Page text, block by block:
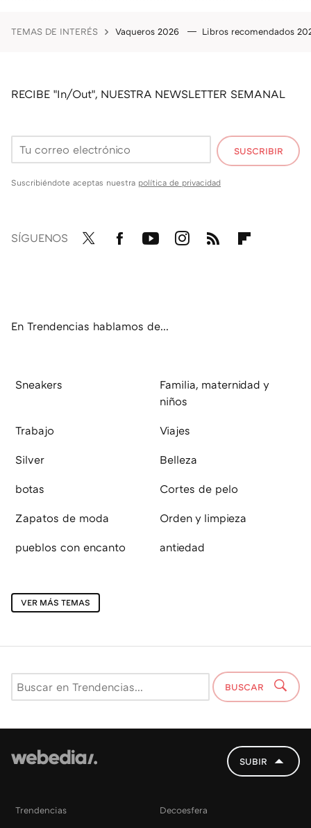
TEMAS DE INTERÉS Vaqueros 2026 Libros recomendados
RECIBE "In/Out", NUESTRA NEWSLETTER SEMANAL
SUSCRIBIR
Suscribiéndote aceptas nuestra política de privacidad
SÍGUENOS
En Trendencias hablamos de...
Sneakers
Familia, maternidad y
niños
Trabajo Viajes
Silver Belleza
botas Cortes de pelo
Zapatos de moda Orden y limpieza
pueblos con encanto antiedad
VER MÁS TEMAS
BUSCAR
SUBIR
Trendencias Decoesfera